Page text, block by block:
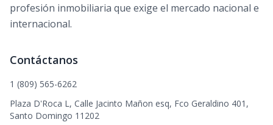
profesión inmobiliaria que exige el mercado nacional e
internacional.
Contáctanos
1 (809) 565-6262
Plaza D'Roca L, Calle Jacinto Mañon esq, Fco Geraldino 401,
Santo Domingo 11202